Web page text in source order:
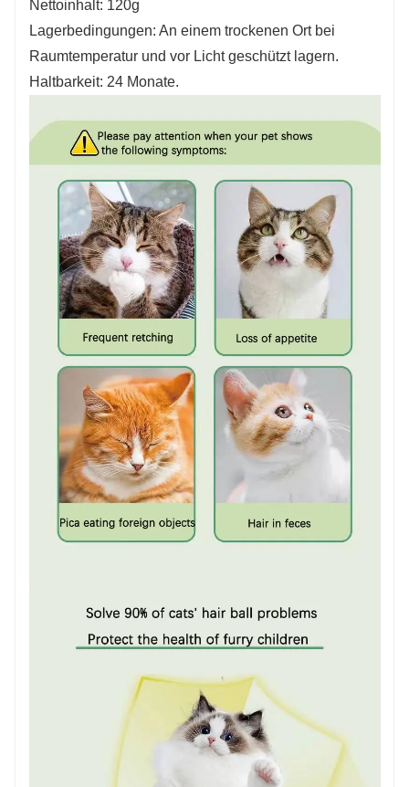
Nettoinhalt: 120g
Lagerbedingungen: An einem trockenen Ort bei
Raumtemperatur und vor Licht geschützt lagern.
Haltbarkeit: 24 Monate.